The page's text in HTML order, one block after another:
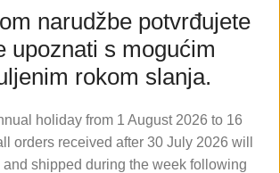
narudžbe potvrđujete
upoznati s mogućim
rokom slanja.
holiday from 1 August 2026 to 16
orders received after 30 July 2026 will
and shipped during the week following